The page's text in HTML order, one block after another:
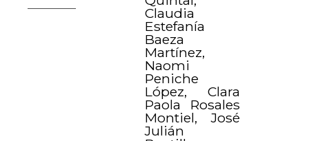
Claudia
Estefanía
Baeza
Martínez,
Naomi
Peniche
López, Clara
Paola Rosales
Montiel, José
Julián